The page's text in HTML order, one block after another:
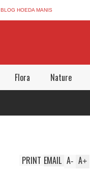
BLOG HOEDA MANIS
Flora Nature
A+
A-
EMAIL
PRINT